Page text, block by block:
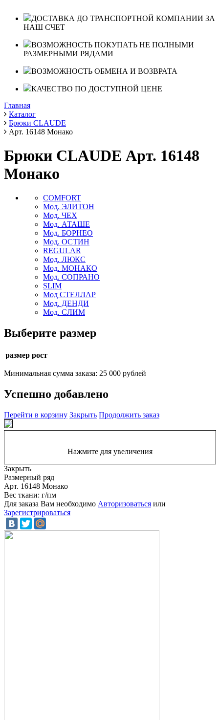
ДОСТАВКА ДО ТРАНСПОРТНОЙ КОМПАНИИ ЗА
НАШ СЧЕТ
ВОЗМОЖНОСТЬ ПОКУПАТЬ НЕ ПОЛНЫМИ
РАЗМЕРНЫМИ РЯДАМИ
ВОЗМОЖНОСТЬ ОБМЕНА И ВОЗВРАТА
КАЧЕСТВО ПО ДОСТУПНОЙ ЦЕНЕ
Главная
Каталог
Брюки CLAUDE
Арт. 16148 Монако
Брюки CLAUDE Арт. 16148
Монако
COMFORT
Мод. ЭЛИТОН
Мод. ЧЕХ
Мод. АТАШЕ
Мод. БОРНЕО
Мод. ОСТИН
REGULAR
Мод. ЛЮКС
Мод. МОНАКО
Мод. СОПРАНО
SLIM
Мод СТЕЛЛАР
Мод. ДЕНДИ
Мод. СЛИМ
Выберите размер
размер рост
Минимальная сумма заказа: 25 000 рублей
Успешно добавлено
Перейти в корзину Закрыть Продолжить заказ
Нажмите для увеличения
Закрыть
Размерный ряд
Арт. 16148 Монако
Вес ткани: г/пм
Для заказа Вам необходимо Авторизоваться или
Зарегистрироваться